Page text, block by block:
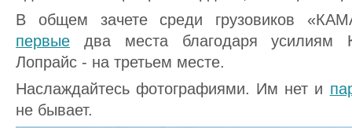
В общем зачете среди грузовиков
первые два места благодаря усилиям
Лопрайс - на третьем месте.
Наслаждайтесь фотографиями. Им нет и
не бывает.